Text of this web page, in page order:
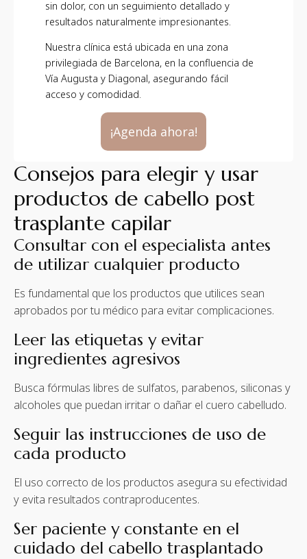
sin dolor, con un seguimiento detallado y
resultados naturalmente impresionantes.
Nuestra clínica está ubicada en una zona
privilegiada de Barcelona, en la confluencia de
Vía Augusta y Diagonal, asegurando fácil
acceso y comodidad.
¡Agenda ahora!
Consejos para elegir y usar
productos de cabello post
trasplante capilar
Consultar con el especialista antes
de utilizar cualquier producto
Es fundamental que los productos que utilices sean
aprobados por tu médico para evitar complicaciones.
Leer las etiquetas y evitar
ingredientes agresivos
Busca fórmulas libres de sulfatos, parabenos, siliconas y
alcoholes que puedan irritar o dañar el cuero cabelludo.
Seguir las instrucciones de uso de
cada producto
El uso correcto de los productos asegura su efectividad
y evita resultados contraproducentes.
Ser paciente y constante en el
cuidado del cabello trasplantado